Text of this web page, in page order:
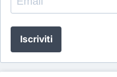
Iscriviti